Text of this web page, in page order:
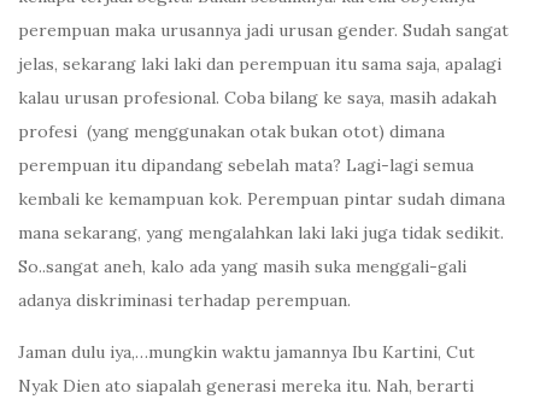
perempuan maka urusannya jadi urusan gender. Sudah sangat
jelas, sekarang laki laki dan perempuan itu sama saja, apalagi
kalau urusan profesional. Coba bilang ke saya, masih adakah
profesi (yang menggunakan otak bukan otot) dimana
perempuan itu dipandang sebelah mata? Lagi-lagi semua
kembali ke kemampuan kok. Perempuan pintar sudah dimana
mana sekarang, yang mengalahkan laki laki juga tidak sedikit.
So..sangat aneh, kalo ada yang masih suka menggali-gali
adanya diskriminasi terhadap perempuan.
Jaman dulu iya,…mungkin waktu jamannya Ibu Kartini, Cut
Nyak Dien ato siapalah generasi mereka itu. Nah, berarti